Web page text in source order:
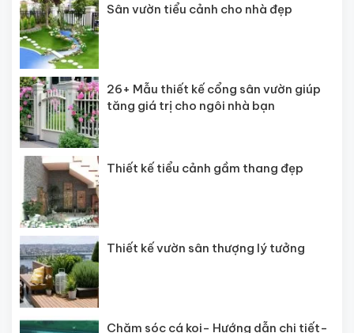
Sân vườn tiểu cảnh cho nhà đẹp
26+ Mẫu thiết kế cổng sân vườn giúp
tăng giá trị cho ngôi nhà bạn
Thiết kế tiểu cảnh gầm thang đẹp
Thiết kế vườn sân thượng lý tưởng
Chăm sóc cá koi- Hướng dẫn chi tiết-